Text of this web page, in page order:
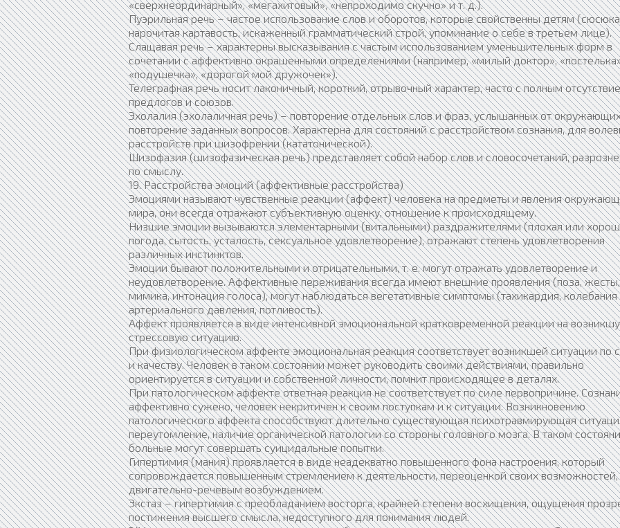
«сверхнеординарный», «мегахитовый», «непроходимо скучно» и т. д.).
Пуэрильная речь – частое использование слов и оборотов, которые свойственны детям
нарочитая картавость, искаженный грамматический строй, упоминание о себе в третьем лице).
Слащавая речь – характерны высказывания с частым использованием уменьшительных форм в
сочетании с аффективно окрашенными определениями (например, «милый доктор»,
«подушечка», «дорогой мой дружочек»).
Телеграфная речь носит лаконичный, короткий, отрывочный характер, часто с полным
предлогов и союзов.
Эхолалия (эхолаличная речь) – повторение отдельных слов и фраз, услышанных от
повторение заданных вопросов. Характерна для состояний с расстройством сознания, для
расстройств при шизофрении (кататонической).
Шизофазия (шизофазическая речь) представляет собой набор слов и словосочетаний,
по смыслу.
19. Расстройства эмоций (аффективные расстройства)
Эмоциями называют чувственные реакции (аффект) человека на предметы и явления
мира, они всегда отражают субъективную оценку, отношение к происходящему.
Низшие эмоции вызываются элементарными (витальными) раздражителями (плохая или
погода, сытость, усталость, сексуальное удовлетворение), отражают степень удовлетворения
различных инстинктов.
Эмоции бывают положительными и отрицательными, т. е. могут отражать удовлетворение и
неудовлетворение. Аффективные переживания всегда имеют внешние проявления (поза, жесты,
мимика, интонация голоса), могут наблюдаться вегетативные симптомы (тахикардия, колебания
артериального давления, потливость).
Аффект проявляется в виде интенсивной эмоциональной кратковременной реакции на
стрессовую ситуацию.
При физиологическом аффекте эмоциональная реакция соответствует возникшей ситуации по
и качеству. Человек в таком состоянии может руководить своими действиями, правильно
ориентируется в ситуации и собственной личности, помнит происходящее в деталях.
При патологическом аффекте ответная реакция не соответствует по силе первопричине.
аффективно сужено, человек некритичен к своим поступкам и к ситуации. Возникновению
патологического аффекта способствуют длительно существующая психотравмирующая
переутомление, наличие органической патологии со стороны головного мозга. В таком
больные могут совершать суицидальные попытки.
Гипертимия (мания) проявляется в виде неадекватно повышенного фона настроения, который
сопровождается повышенным стремлением к деятельности, переоценкой своих возможностей,
двигательно-речевым возбуждением.
Экстаз – гипертимия с преобладанием восторга, крайней степени восхищения, ощущения
постижения высшего смысла, недоступного для понимания людей.